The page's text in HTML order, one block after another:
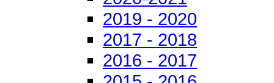
2019 - 2020
2017 - 2018
2016 - 2017